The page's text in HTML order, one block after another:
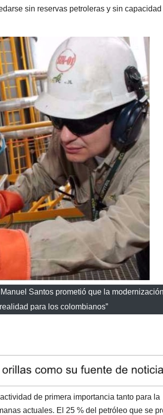
sin reservas petroleras y sin capacidad
Santos prometió que la
para los colombianos”
de primera importancia tanto para la
actuales. El 25 % del petróleo que se